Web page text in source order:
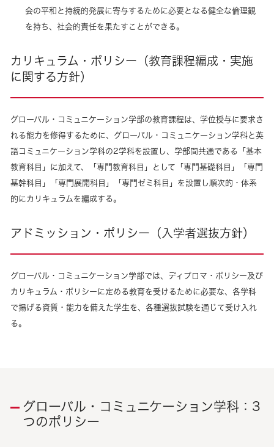
会の平和と持続的発展に寄与するために必要となる健全な倫理観
を持ち、社会的責任を果たすことができる。
カリキュラム・ポリシー（教育課程編成・実施
に関する方針）
グローバル・コミュニケーション学部の教育課程は、学位授与に要求さ
れる能力を修得するために、グローバル・コミュニケーション学科と英
語コミュニケーション学科の2学科を設置し、学部間共通である「基本
教育科目」に加えて、「専門教育科目」として「専門基礎科目」「専門
基幹科目」「専門展開科目」「専門ゼミ科目」を設置し順次的・体系
的にカリキュラムを編成する。
アドミッション・ポリシー（入学者選抜方針）
グローバル・コミュニケーション学部では、ディプロマ・ポリシー及び
カリキュラム・ポリシーに定める教育を受けるために必要な、各学科
で揚げる資質・能力を備えた学生を、各種選抜試験を通じて受け入れ
る。
グローバル・コミュニケーション学科：3
つのポリシー